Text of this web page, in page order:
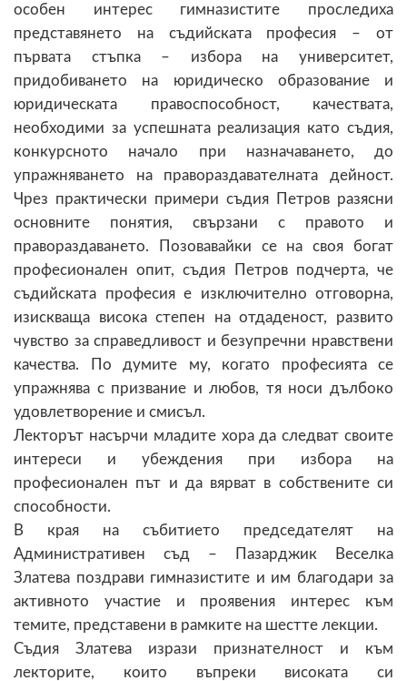
особен интерес гимназистите проследиха
представянето на съдийската професия – от
първата стъпка – избора на университет,
придобиването на юридическо образование и
юридическата правоспособност, качествата,
необходими за успешната реализация като съдия,
конкурсното начало при назначаването, до
упражняването на правораздавателната дейност.
Чрез практически примери съдия Петров разясни
основните понятия, свързани с правото и
правораздаването. Позовавайки се на своя богат
професионален опит, съдия Петров подчерта, че
съдийската професия е изключително отговорна,
изискваща висока степен на отдаденост, развито
чувство за справедливост и безупречни нравствени
качества. По думите му, когато професията се
упражнява с призвание и любов, тя носи дълбоко
удовлетворение и смисъл.
Лекторът насърчи младите хора да следват своите
интереси и убеждения при избора на
професионален път и да вярват в собствените си
способности.
В края на събитието председателят на
Административен съд – Пазарджик Веселка
Златева поздрави гимназистите и им благодари за
активното участие и проявения интерес към
темите, представени в рамките на шестте лекции.
Съдия Златева изрази признателност и към
лекторите, които въпреки високата си